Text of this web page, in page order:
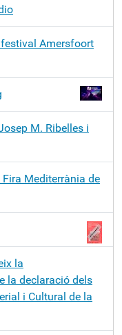
Amersfoort
M. Ribelles i
Mediterrània de
la
la declaració dels
i Cultural de la